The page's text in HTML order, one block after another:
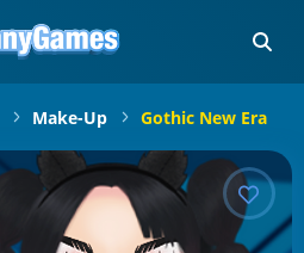
Make-Up Gothic New Era